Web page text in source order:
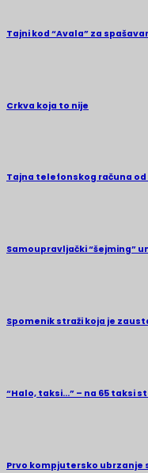
Tajni kod “Avala” za
Crkva koja to nije
Tajna telefonskog računa od
Samoupravljački “šejming”
Spomenik straži koja je
“Halo, taksi…” – na 65 taksi
Prvo kompjutersko ubrzanje